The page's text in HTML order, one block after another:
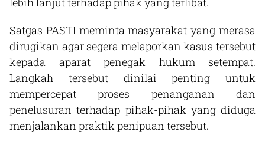
Satgas PASTI meminta masyarakat yang merasa
dirugikan agar segera melaporkan kasus tersebut
kepada aparat penegak hukum setempat.
Langkah tersebut dinilai penting untuk
mempercepat proses penanganan dan
penelusuran terhadap pihak-pihak yang diduga
menjalankan praktik penipuan tersebut.